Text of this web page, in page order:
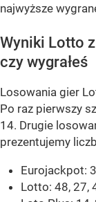
najwyższe
Wyniki Lotto
czy wygrałeś
Losowania gier
Po raz pierwszy
14. Drugie
prezentujemy
Eurojackpot:
Lotto: 48, 27,